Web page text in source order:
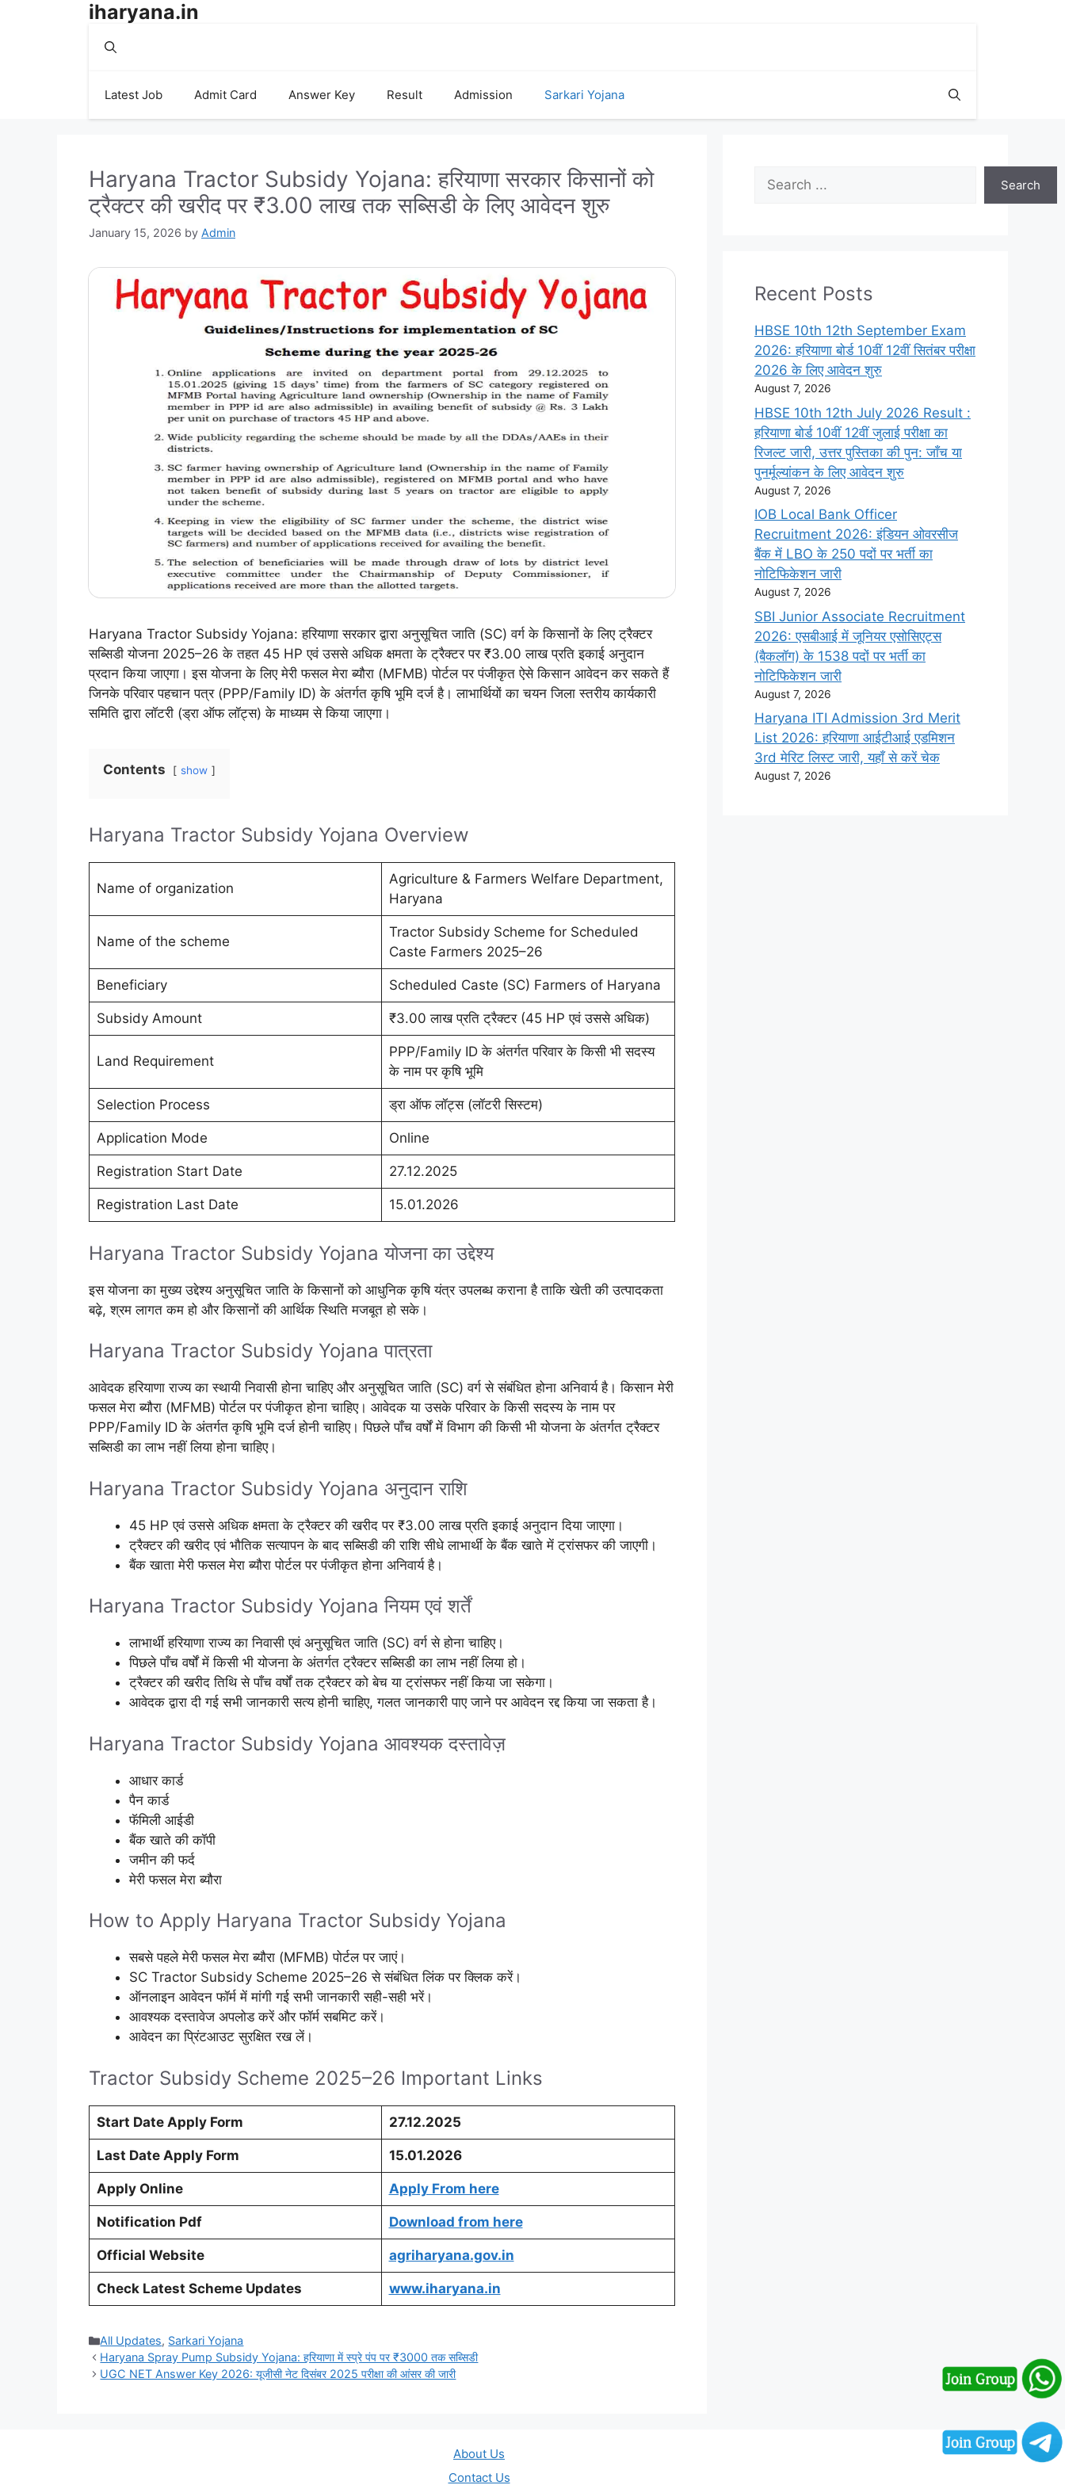
iharyana.in
Latest Job Admit Card Answer Key Result Admission Sarkari Yojana
Haryana Tractor Subsidy Yojana: हरियाणा सरकार किसानों को
ट्रैक्टर की खरीद पर ₹3.00 लाख तक सब्सिडी के लिए आवेदन शुरु
January 15, 2026 by Admin
Haryana Tractor Subsidy Yojana: हरियाणा सरकार द्वारा अनुसूचित जाति (SC) वर्ग के किसानों के लिए ट्रैक्टर
सब्सिडी योजना 2025–26 के तहत 45 HP एवं उससे अधिक क्षमता के ट्रैक्टर पर ₹3.00 लाख प्रति इकाई अनुदान
प्रदान किया जाएगा। इस योजना के लिए मेरी फसल मेरा ब्यौरा (MFMB) पोर्टल पर पंजीकृत ऐसे किसान आवेदन कर सकते हैं
जिनके परिवार पहचान पत्र (PPP/Family ID) के अंतर्गत कृषि भूमि दर्ज है। लाभार्थियों का चयन जिला स्तरीय कार्यकारी
समिति द्वारा लॉटरी (ड्रा ऑफ लॉट्स) के माध्यम से किया जाएगा।
Contents show
Haryana Tractor Subsidy Yojana Overview
Name of organization
Agriculture & Farmers Welfare Department,
Haryana
Name of the scheme
Tractor Subsidy Scheme for Scheduled
Caste Farmers 2025–26
Beneficiary Scheduled Caste (SC) Farmers of Haryana
Subsidy Amount ₹3.00 लाख प्रति ट्रैक्टर (45 HP एवं उससे अधिक)
Land Requirement
PPP/Family ID के अंतर्गत परिवार के किसी भी सदस्य
के नाम पर कृषि भूमि
Selection Process ड्रा ऑफ लॉट्स (लॉटरी सिस्टम)
Application Mode Online
Registration Start Date 27.12.2025
Registration Last Date 15.01.2026
Haryana Tractor Subsidy Yojana योजना का उद्देश्य
इस योजना का मुख्य उद्देश्य अनुसूचित जाति के किसानों को आधुनिक कृषि यंत्र उपलब्ध कराना है ताकि खेती की उत्पादकता
बढ़े, श्रम लागत कम हो और किसानों की आर्थिक स्थिति मजबूत हो सके।
Haryana Tractor Subsidy Yojana पात्रता
आवेदक हरियाणा राज्य का स्थायी निवासी होना चाहिए और अनुसूचित जाति (SC) वर्ग से संबंधित होना अनिवार्य है। किसान मेरी
फसल मेरा ब्यौरा (MFMB) पोर्टल पर पंजीकृत होना चाहिए। आवेदक या उसके परिवार के किसी सदस्य के नाम पर
PPP/Family ID के अंतर्गत कृषि भूमि दर्ज होनी चाहिए। पिछले पाँच वर्षों में विभाग की किसी भी योजना के अंतर्गत ट्रैक्टर
सब्सिडी का लाभ नहीं लिया होना चाहिए।
Haryana Tractor Subsidy Yojana अनुदान राशि
45 HP एवं उससे अधिक क्षमता के ट्रैक्टर की खरीद पर ₹3.00 लाख प्रति इकाई अनुदान दिया जाएगा।
ट्रैक्टर की खरीद एवं भौतिक सत्यापन के बाद सब्सिडी की राशि सीधे लाभार्थी के बैंक खाते में ट्रांसफर की जाएगी।
बैंक खाता मेरी फसल मेरा ब्यौरा पोर्टल पर पंजीकृत होना अनिवार्य है।
Haryana Tractor Subsidy Yojana नियम एवं शर्तें
लाभार्थी हरियाणा राज्य का निवासी एवं अनुसूचित जाति (SC) वर्ग से होना चाहिए।
पिछले पाँच वर्षों में किसी भी योजना के अंतर्गत ट्रैक्टर सब्सिडी का लाभ नहीं लिया हो।
ट्रैक्टर की खरीद तिथि से पाँच वर्षों तक ट्रैक्टर को बेच या ट्रांसफर नहीं किया जा सकेगा।
आवेदक द्वारा दी गई सभी जानकारी सत्य होनी चाहिए, गलत जानकारी पाए जाने पर आवेदन रद्द किया जा सकता है।
Haryana Tractor Subsidy Yojana आवश्यक दस्तावेज़
आधार कार्ड
पैन कार्ड
फॅमिली आईडी
बैंक खाते की कॉपी
जमीन की फर्द
मेरी फसल मेरा ब्यौरा
How to Apply Haryana Tractor Subsidy Yojana
सबसे पहले मेरी फसल मेरा ब्यौरा (MFMB) पोर्टल पर जाएं।
SC Tractor Subsidy Scheme 2025–26 से संबंधित लिंक पर क्लिक करें।
ऑनलाइन आवेदन फॉर्म में मांगी गई सभी जानकारी सही-सही भरें।
आवश्यक दस्तावेज अपलोड करें और फॉर्म सबमिट करें।
आवेदन का प्रिंटआउट सुरक्षित रख लें।
Tractor Subsidy Scheme 2025–26 Important Links
Start Date Apply Form 27.12.2025
Last Date Apply Form 15.01.2026
Apply Online Apply From here
Notification Pdf Download from here
Official Website agriharyana.gov.in
Check Latest Scheme Updates www.iharyana.in
Categories
All Updates, Sarkari Yojana
Haryana Spray Pump Subsidy Yojana: हरियाणा में स्प्रे पंप पर ₹3000 तक सब्सिडी
UGC NET Answer Key 2026: यूजीसी नेट दिसंबर 2025 परीक्षा की आंसर की जारी
Search
Search
Recent Posts
HBSE 10th 12th September Exam
2026: हरियाणा बोर्ड 10वीं 12वीं सितंबर परीक्षा
2026 के लिए आवेदन शुरु
August 7, 2026
HBSE 10th 12th July 2026 Result :
हरियाणा बोर्ड 10वीं 12वीं जुलाई परीक्षा का
रिजल्ट जारी, उत्तर पुस्तिका की पुन: जाँच या
पुनर्मूल्यांकन के लिए आवेदन शुरु
August 7, 2026
IOB Local Bank Officer
Recruitment 2026: इंडियन ओवरसीज
बैंक में LBO के 250 पदों पर भर्ती का
नोटिफिकेशन जारी
August 7, 2026
SBI Junior Associate Recruitment
2026: एसबीआई में जूनियर एसोसिएट्स
(बैकलॉग) के 1538 पदों पर भर्ती का
नोटिफिकेशन जारी
August 7, 2026
Haryana ITI Admission 3rd Merit
List 2026: हरियाणा आईटीआई एडमिशन
3rd मेरिट लिस्ट जारी, यहाँ से करें चेक
August 7, 2026
About Us
Contact Us